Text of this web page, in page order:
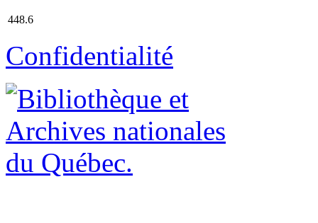
448.6
Confidentialité